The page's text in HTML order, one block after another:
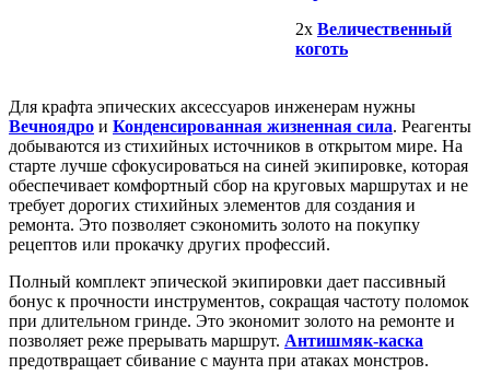
2х Величественный
коготь
Для крафта эпических аксессуаров инженерам нужны
Вечноядро и Конденсированная жизненная сила. Реагенты
добываются из стихийных источников в открытом мире. На
старте лучше сфокусироваться на синей экипировке, которая
обеспечивает комфортный сбор на круговых маршрутах и не
требует дорогих стихийных элементов для создания и
ремонта. Это позволяет сэкономить золото на покупку
рецептов или прокачку других профессий.
Полный комплект эпической экипировки дает пассивный
бонус к прочности инструментов, сокращая частоту поломок
при длительном гринде. Это экономит золото на ремонте и
позволяет реже прерывать маршрут. Антишмяк-каска
предотвращает сбивание с маунта при атаках монстров.